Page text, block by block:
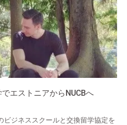
エストニアからNUCBへ
ビジネススクールと交換留学協定を